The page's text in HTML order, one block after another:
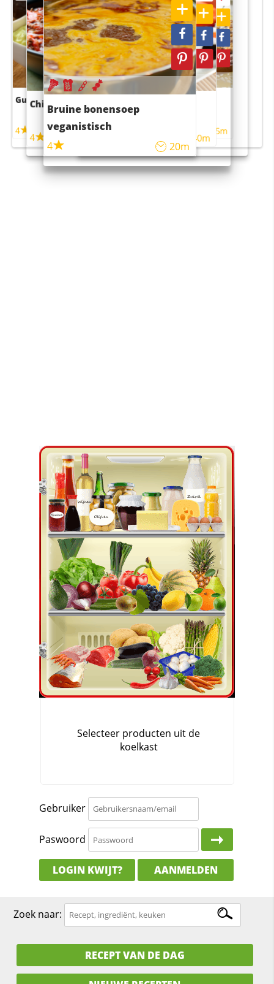
Gebruiker
Paswoord
LOGIN KWIJT? AANMELDEN
Guacamole
4
Chili con carne
4 45m
Bruine bonensoep
veganistisch
4
20m
Sushi rijstsalade
maaltijdsalade
40m
4 55m
Zoek naar:
RECEPT VAN DE DAG